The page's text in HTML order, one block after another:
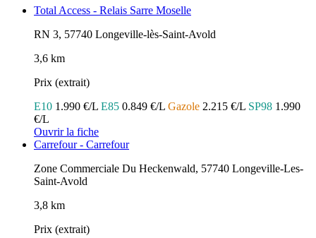
Total Access - Relais Sarre Moselle
RN 3, 57740 Longeville-lès-Saint-Avold
3,6 km
Prix (extrait)
E10 1.990 €/L E85 0.849 €/L Gazole 2.215 €/L SP98 1.990
€/L
Ouvrir la fiche
Carrefour - Carrefour
Zone Commerciale Du Heckenwald, 57740 Longeville-Les-
Saint-Avold
3,8 km
Prix (extrait)